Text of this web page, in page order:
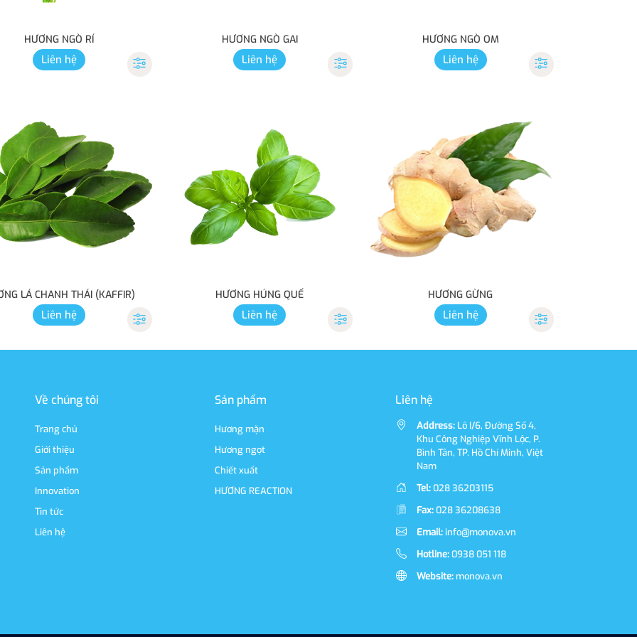
HƯƠNG NGÒ RÍ
Liên hệ
HƯƠNG NGÒ GAI
Liên hệ
HƯƠNG NGÒ OM
Liên hệ
LÁ CHANH THÁI (KAFFIR)
Liên hệ
HƯƠNG HÚNG QUẾ
Liên hệ
HƯƠNG GỪNG
Liên hệ
Về chúng tôi
Trang chủ
Giới thiệu
Sản phẩm
Innovation
Tin tức
Liên hệ
Sản phẩm
Hương mặn
Hương ngọt
Chiết xuất
HƯƠNG REACTION
Liên hệ
Address: Lô I/6, Đường Số 4,
Khu Công Nghiệp Vĩnh Lộc, P.
Bình Tân, TP. Hồ Chí Minh, Việt
Nam
Tel: 028 36203115
Fax: 028 36208638
Email: info@monova.vn
Hotline: 0938 051 118
Website: monova.vn